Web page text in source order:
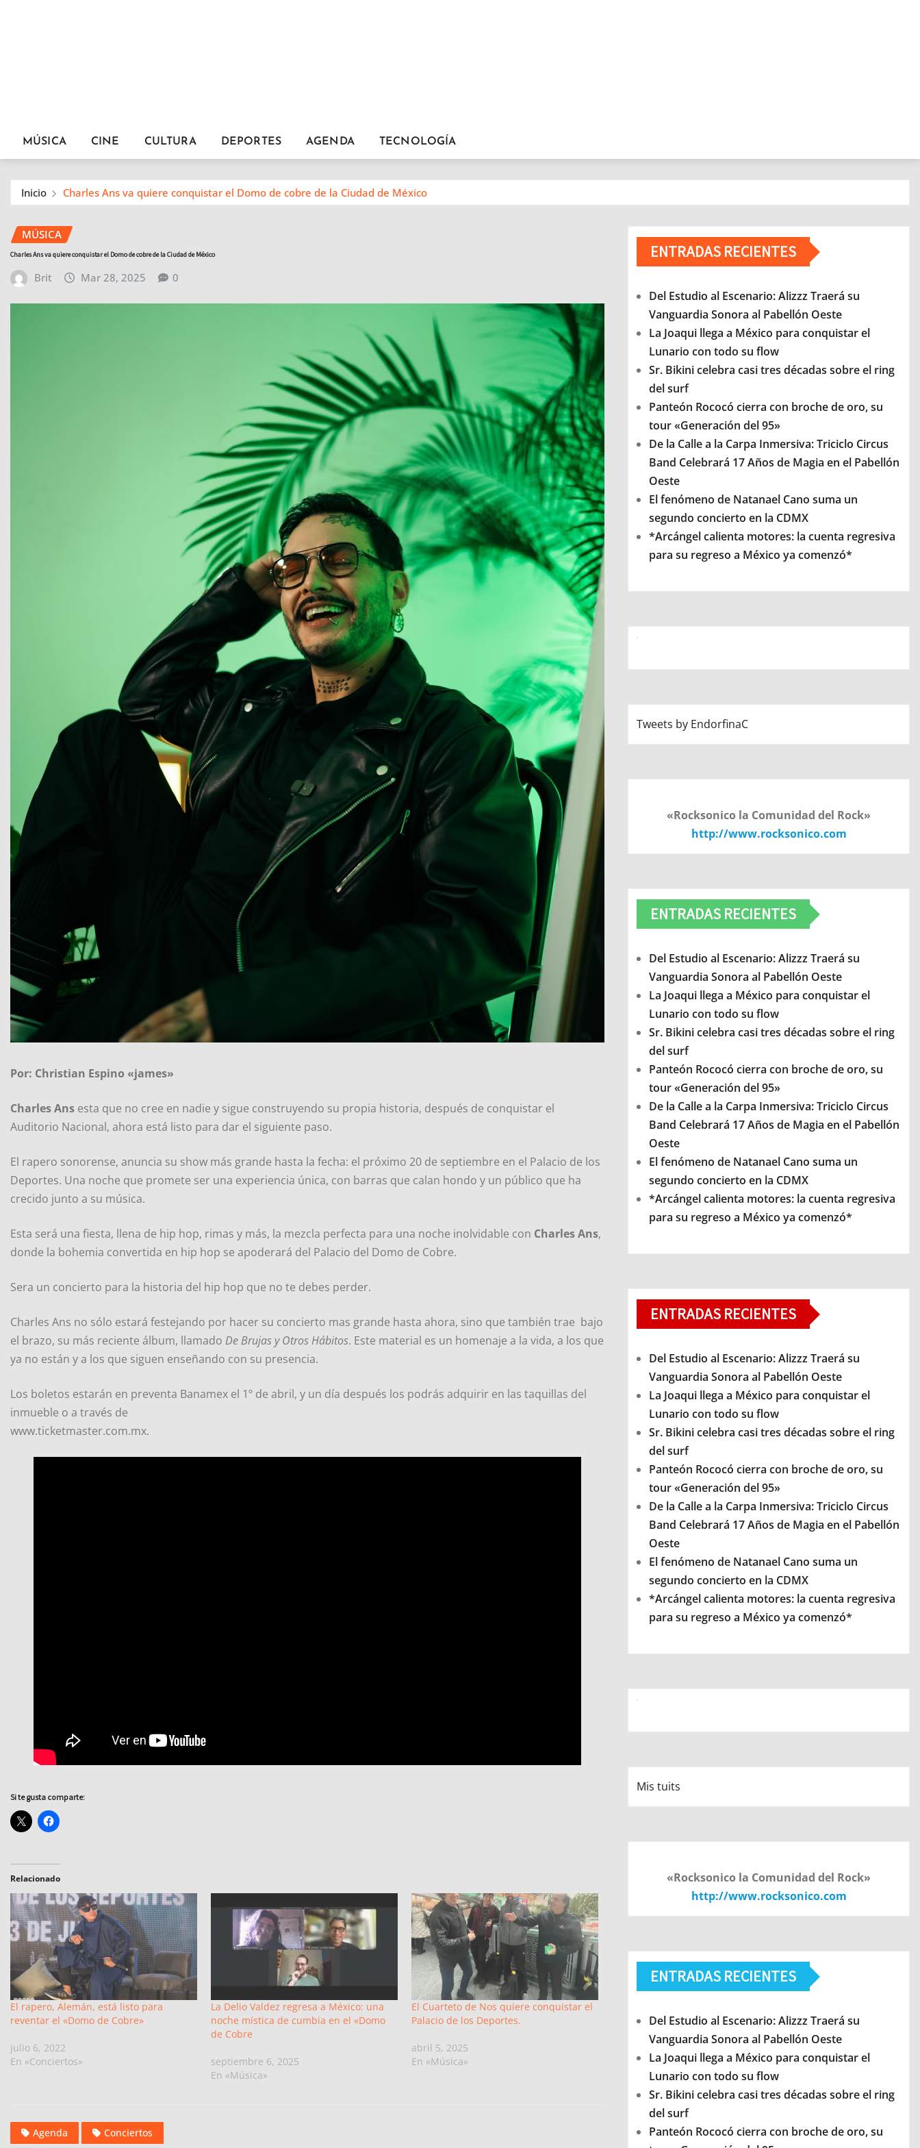
MÚSICA CINE CULTURA DEPORTES AGENDA TECNOLOGÍA
Inicio Charles Ans va quiere conquistar el Domo de cobre de la Ciudad de México
MÚSICA
Charles Ans va quiere conquistar el Domo de cobre de la Ciudad de México
Brit Mar 28, 2025 0
Por: Christian Espino «james»
Charles Ans esta que no cree en nadie y sigue construyendo su propia historia, después de conquistar el
Auditorio Nacional, ahora está listo para dar el siguiente paso.
El rapero sonorense, anuncia su show más grande hasta la fecha: el próximo 20 de septiembre en el Palacio de los
Deportes. Una noche que promete ser una experiencia única, con barras que calan hondo y un público que ha
crecido junto a su música.
Esta será una fiesta, llena de hip hop, rimas y más, la mezcla perfecta para una noche inolvidable con Charles Ans,
donde la bohemia convertida en hip hop se apoderará del Palacio del Domo de Cobre.
Sera un concierto para la historia del hip hop que no te debes perder.
Charles Ans no sólo estará festejando por hacer su concierto mas grande hasta ahora, sino que también trae bajo
el brazo, su más reciente álbum, llamado De Brujas y Otros Hábitos. Este material es un homenaje a la vida, a los que
ya no están y a los que siguen enseñando con su presencia.
Los boletos estarán en preventa Banamex el 1º de abril, y un día después los podrás adquirir en las taquillas del
inmueble o a través de
www.ticketmaster.com.mx.
Si te gusta comparte:
Relacionado
El rapero, Alemán, está listo para
reventar el «Domo de Cobre»
julio 6, 2022
En «Conciertos»
La Delio Valdez regresa a México: una
noche mística de cumbia en el «Domo
de Cobre
septiembre 6, 2025
En «Música»
El Cuarteto de Nos quiere conquistar el
Palacio de los Deportes.
abril 5, 2025
En «Música»
Agenda Conciertos
ENTRADAS RECIENTES
Del Estudio al Escenario: Alizzz Traerá su
Vanguardia Sonora al Pabellón Oeste
La Joaqui llega a México para conquistar el
Lunario con todo su flow
Sr. Bikini celebra casi tres décadas sobre el ring
del surf
Panteón Rococó cierra con broche de oro, su
tour «Generación del 95»
De la Calle a la Carpa Inmersiva: Triciclo Circus
Band Celebrará 17 Años de Magia en el Pabellón
Oeste
El fenómeno de Natanael Cano suma un
segundo concierto en la CDMX
*Arcángel calienta motores: la cuenta regresiva
para su regreso a México ya comenzó*
Tweets by EndorfinaC
«Rocksonico la Comunidad del Rock»
http://www.rocksonico.com
ENTRADAS RECIENTES
Del Estudio al Escenario: Alizzz Traerá su
Vanguardia Sonora al Pabellón Oeste
La Joaqui llega a México para conquistar el
Lunario con todo su flow
Sr. Bikini celebra casi tres décadas sobre el ring
del surf
Panteón Rococó cierra con broche de oro, su
tour «Generación del 95»
De la Calle a la Carpa Inmersiva: Triciclo Circus
Band Celebrará 17 Años de Magia en el Pabellón
Oeste
El fenómeno de Natanael Cano suma un
segundo concierto en la CDMX
*Arcángel calienta motores: la cuenta regresiva
para su regreso a México ya comenzó*
ENTRADAS RECIENTES
Del Estudio al Escenario: Alizzz Traerá su
Vanguardia Sonora al Pabellón Oeste
La Joaqui llega a México para conquistar el
Lunario con todo su flow
Sr. Bikini celebra casi tres décadas sobre el ring
del surf
Panteón Rococó cierra con broche de oro, su
tour «Generación del 95»
De la Calle a la Carpa Inmersiva: Triciclo Circus
Band Celebrará 17 Años de Magia en el Pabellón
Oeste
El fenómeno de Natanael Cano suma un
segundo concierto en la CDMX
*Arcángel calienta motores: la cuenta regresiva
para su regreso a México ya comenzó*
Mis tuits
«Rocksonico la Comunidad del Rock»
http://www.rocksonico.com
ENTRADAS RECIENTES
Del Estudio al Escenario: Alizzz Traerá su
Vanguardia Sonora al Pabellón Oeste
La Joaqui llega a México para conquistar el
Lunario con todo su flow
Sr. Bikini celebra casi tres décadas sobre el ring
del surf
Panteón Rococó cierra con broche de oro, su